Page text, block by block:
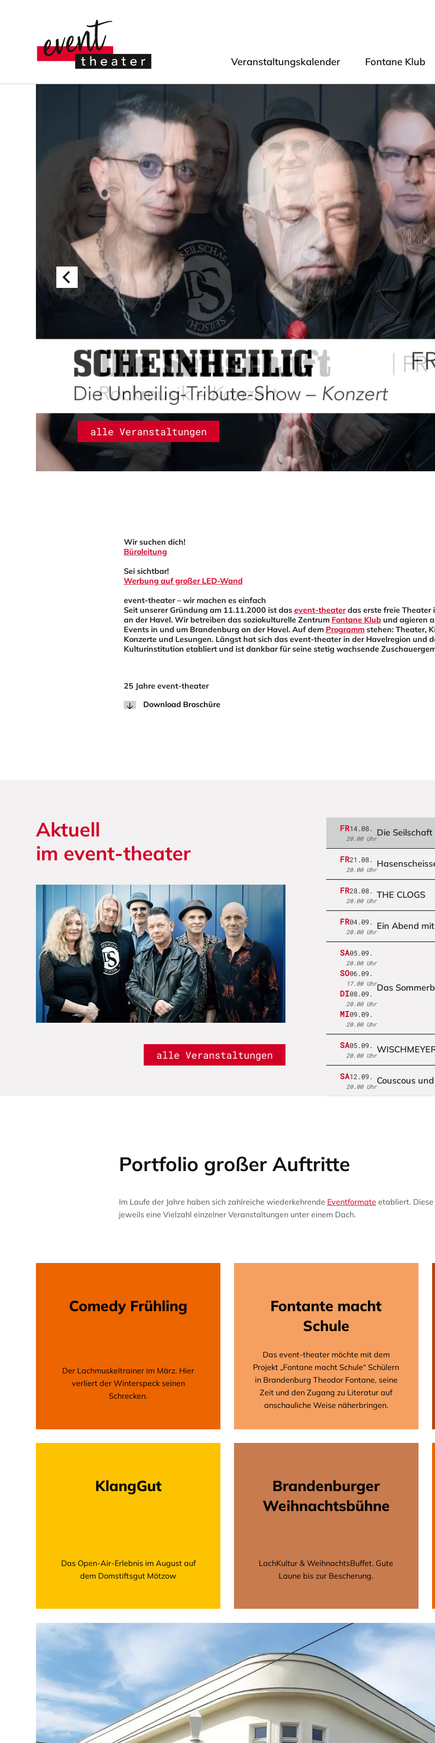
Veranstaltungskalender Fontane Klub
alle Veranstaltungen
Wir suchen dich!
Büroleitung
Sei sichtbar!
Werbung auf großer LED-Wand
event-theater – wir machen es einfach
Seit unserer Gründung am 11.11.2000 ist das event-theaterdas erste freie Theater
an der Havel. Wir betreiben das soziokulturelle Zentrum Fontane Klubund agieren
Events in und um Brandenburg an der Havel. Auf dem Programmstehen: Theater,
Konzerteund Lesungen. Längst hat sich das event-theater in der Havelregion und
Kulturinstitution etabliert und ist dankbar für seine stetig wachsende
25 Jahre event-theater
Download Broschüre
Aktuell
im event-theater
alle Veranstaltungen
FR14.08.
20.00 Uhr
Die Seilschaft
FR21.08.
20.00 Uhr
FR28.08.
20.00 Uhr
THE CLOGS
FR04.09.
20.00 Uhr
Ein Abend
SA05.09.
20.00 Uhr
SO06.09.
17.00 Uhr
DI08.09.
20.00 Uhr
MI09.09.
20.00 Uhr
Das
SA05.09.
20.00 Uhr
SA12.09.
20.00 Uhr
Couscous
Portfolio großer Auftritte
Im Laufe der Jahre haben sich zahlreiche wiederkehrende Eventformate etabliert.
jeweils eine Vielzahl einzelner Veranstaltungen unter einem Dach.
Comedy Frühling
Der Lachmuskeltrainer im März. Hier
verliert der Winterspeck seinen
Schrecken.
Fontante macht
Schule
Das event-theater möchte mit dem
Projekt „Fontane macht Schule“ Schülern
in Brandenburg Theodor Fontane, seine
Zeit und den Zugang zu Literatur auf
anschauliche Weise näherbringen.
KlangGut
Das Open-Air-Erlebnis im August auf
dem Domstiftsgut Mötzow
Brandenburger
Weihnachts­bühne
LachKultur & WeihnachtsBuffet. Gute
Laune bis zur Bescherung.